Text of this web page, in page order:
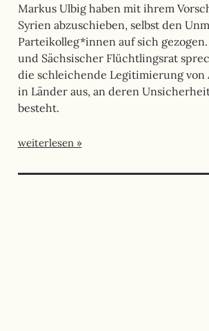
Markus Ulbig haben mit ihrem
Syrien abzuschieben, selbst den
Parteikolleg*innen auf sich
und Sächsischer Flüchtlingsrat
die schleichende Legitimierung von
in Länder aus, an deren
besteht.
weiterlesen